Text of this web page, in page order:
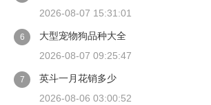
2026-08-07 15:31:01
6
大型宠物狗品种大全
2026-08-07 09:25:47
7
英斗一月花销多少
2026-08-06 03:00:52